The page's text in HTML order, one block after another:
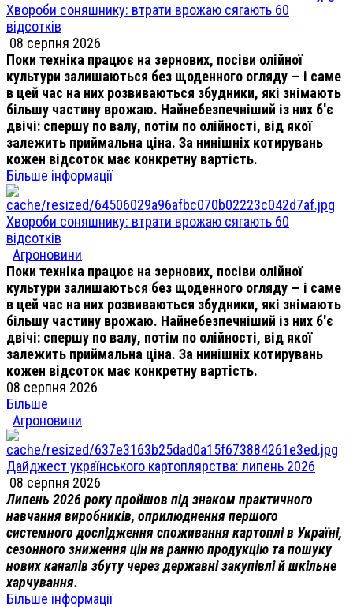
Хвороби соняшнику: втрати врожаю сягають 60
відсотків
08 серпня 2026
Поки техніка працює на зернових, посіви олійної
культури залишаються без щоденного огляду — і саме
в цей час на них розвиваються збудники, які знімають
більшу частину врожаю. Найнебезпечніший із них б'є
двічі: спершу по валу, потім по олійності, від якої
залежить приймальна ціна. За нинішніх котирувань
кожен відсоток має конкретну вартість.
Більше інформації
Хвороби соняшнику: втрати врожаю сягають 60
відсотків
Агроновини
Поки техніка працює на зернових, посіви олійної
культури залишаються без щоденного огляду — і саме
в цей час на них розвиваються збудники, які знімають
більшу частину врожаю. Найнебезпечніший із них б'є
двічі: спершу по валу, потім по олійності, від якої
залежить приймальна ціна. За нинішніх котирувань
кожен відсоток має конкретну вартість.
08 серпня 2026
Більше
Агроновини
Дайджест українського картоплярства: липень 2026
08 серпня 2026
Липень 2026 року пройшов під знаком практичного
навчання виробників, оприлюднення першого
системного дослідження споживання картоплі в Україні,
сезонного зниження цін на ранню продукцію та пошуку
нових каналів збуту через державні закупівлі й шкільне
харчування.
Більше інформації